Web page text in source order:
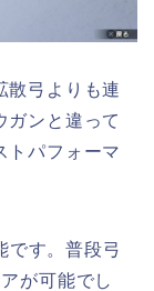
散弓よりも連
ガンと違って
トパフォーマ
です。普段弓
が可能でし